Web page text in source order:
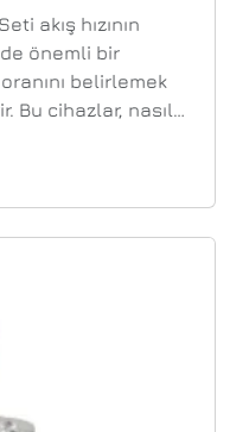
akış hızının
önemli bir
belirlemek
Bu cihazlar, nasıl
Venturi
debi ölçer ve
Toplam basınç